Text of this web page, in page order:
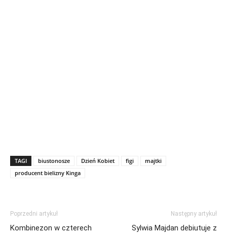
TAGI biustonosze Dzień Kobiet figi
majtki
producent bielizny Kinga
Poprzedni artykuł
Kombinezon w czterech
Następny artykuł
Sylwia Majdan debiutuje z